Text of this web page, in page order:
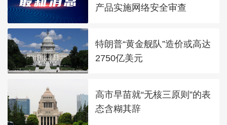
产品实施网络安全审查
特朗普“黄金舰队”造价或高达
2750亿美元
高市早苗就“无核三原则”的表
态含糊其辞